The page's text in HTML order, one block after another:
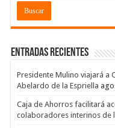
Entradas recientes
Presidente Mulino viajará a
Abelardo de la Espriella
Caja de Ahorros facilitará
colaboradores interinos de